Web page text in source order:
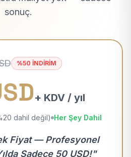
sonuç.
%50 İNDİRİM
+ KDV / yıl
dahil değil) Her Şey Dahil
Fiyat — Profesyonel
Sadece 50 USD!"